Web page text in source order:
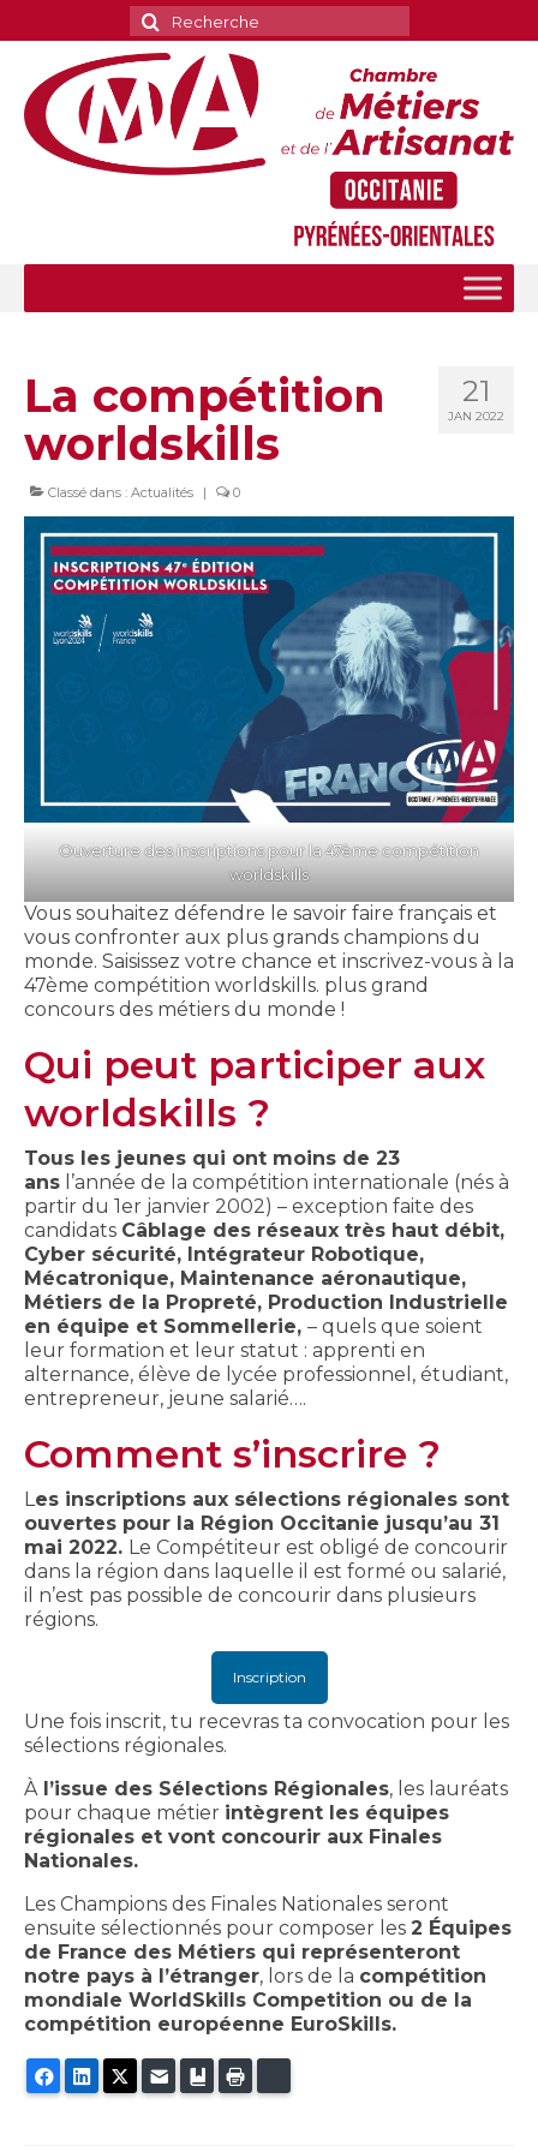
Rechercher
:
21
JAN 2022
La compétition
worldskills
Classé dans : Actualités | 0
Ouverture des inscriptions pour la 47ème compétition
worldskills
Vous souhaitez défendre le savoir faire français et
vous confronter aux plus grands champions du
monde. Saisissez votre chance et inscrivez-vous à la
47ème compétition worldskills. plus grand
concours des métiers du monde !
Qui peut participer aux
worldskills ?
Tous les jeunes qui ont moins de 23
ans l’année de la compétition internationale (nés à
partir du 1er janvier 2002) – exception faite des
candidats Câblage des réseaux très haut débit,
Cyber sécurité, Intégrateur Robotique,
Mécatronique, Maintenance aéronautique,
Métiers de la Propreté, Production Industrielle
en équipe et Sommellerie, – quels que soient
leur formation et leur statut : apprenti en
alternance, élève de lycée professionnel, étudiant,
entrepreneur, jeune salarié….
Comment s’inscrire ?
Les inscriptions aux sélections régionales sont
ouvertes pour la Région Occitanie jusqu’au 31
mai 2022. Le Compétiteur est obligé de concourir
dans la région dans laquelle il est formé ou salarié,
il n’est pas possible de concourir dans plusieurs
régions.
Inscription
Une fois inscrit, tu recevras ta convocation pour les
sélections régionales.
Àl’issue des Sélections Régionales, les lauréats
pour chaque métier intègrent les équipes
régionales et vont concourir aux Finales
Nationales.
Les Champions des Finales Nationales seront
ensuite sélectionnés pour composer les 2 Équipes
de France des Métiers qui représenteront
notre pays à l’étranger, lors de la compétition
mondiale WorldSkills Competition ou de la
compétition européenne EuroSkills.
FacebookLinkedInTwitter
E-mail Ajouter aux favoris